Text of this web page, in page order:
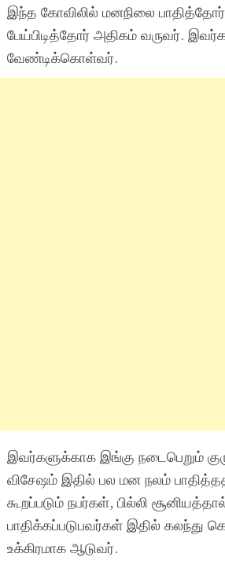
இந்த கோவிலில் மனநிலை பாதித்தோர்,
பேய்பிடித்தோர் அதிகம் வருவர்.
வேண்டிக்கொள்வர்.
இவர்களுக்காக இங்கு நடைபெறும்
விசேஷம் இதில் பல மன நலம்
கூறப்படும் நபர்கள், பில்லி
பாதிக்கப்படுபவர்கள் இதில் கலந்து
உக்கிரமாக ஆடுவர்.